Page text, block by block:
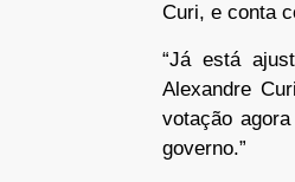
Curi, e conta
“Já está
Alexandre
votação
governo.”